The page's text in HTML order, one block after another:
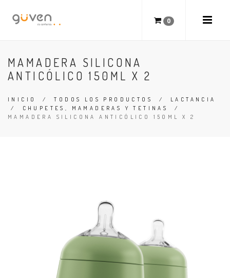
0
MAMADERA SILICONA
ANTICÓLICO 150ML X 2
INICIO /TODOS LOS PRODUCTOS / LACTANCIA
/ CHUPETES, MAMADERAS Y TETINAS
/
MAMADERA SILICONA ANTICÓLICO 150ML X 2